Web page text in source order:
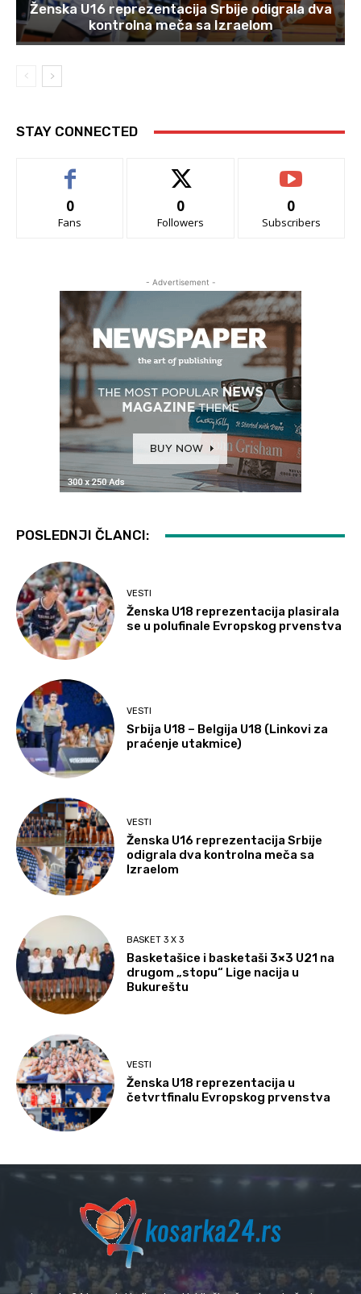
Ženska U16 reprezentacija Srbije odigrala dva
kontrolna meča sa Izraelom
STAY CONNECTED
0
Fans
0
Followers
0
Subscribers
- Advertisement -
POSLEDNJI ČLANCI:
VESTI
Ženska U18 reprezentacija plasirala
se u polufinale Evropskog prvenstva
VESTI
Srbija U18 – Belgija U18 (Linkovi za
praćenje utakmice)
VESTI
Ženska U16 reprezentacija Srbije
odigrala dva kontrolna meča sa
Izraelom
BASKET 3 X 3
Basketašice i basketaši 3×3 U21 na
drugom „stopu“ Lige nacija u
Bukureštu
VESTI
Ženska U18 reprezentacija u
četvrtfinalu Evropskog prvenstva